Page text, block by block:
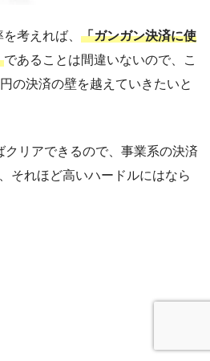
考えれば、 「ガンガン決済に使
であることは間違いないので、こ
の決済の壁を越えていきたいと
リアできるので、事業系の決済
それほど高いハードルにはなら